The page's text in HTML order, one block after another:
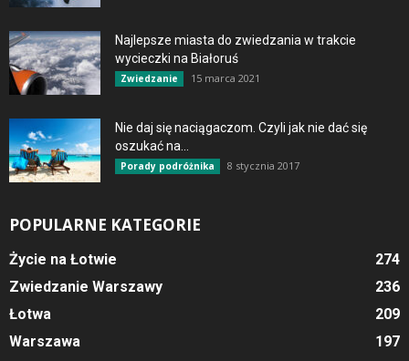
Najlepsze miasta do zwiedzania w trakcie
wycieczki na Białoruś
Zwiedzanie 15 marca 2021
Nie daj się naciągaczom. Czyli jak nie dać się
oszukać na...
Porady podróżnika 8 stycznia 2017
POPULARNE KATEGORIE
Życie na Łotwie
274
Zwiedzanie Warszawy
236
Łotwa
209
Warszawa
197